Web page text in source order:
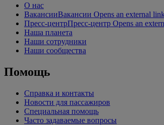
О нас
ВакансииВакансии Opens an external
Пресс-центрПресс-центр Opens an
Наша планета
Наши сотрудники
Наши сообщества
Помощь
Справка и контакты
Новости для пассажиров
Специальная помощь
Часто задаваемые вопросы